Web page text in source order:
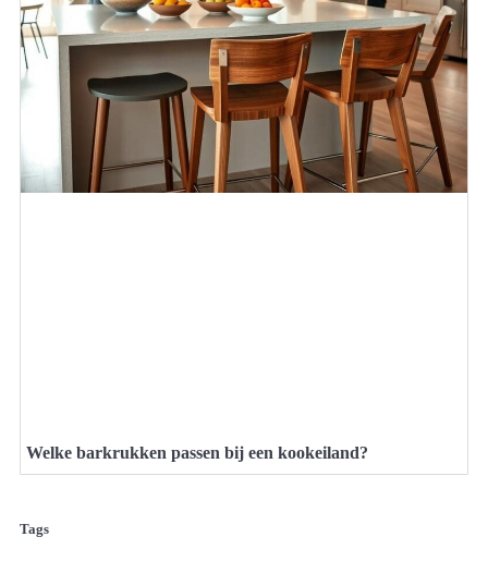
Welke barkrukken passen bij een kookeiland?
Tags